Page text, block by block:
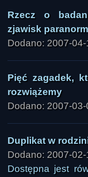
Rzecz o
zjawisk
Dodano: 2007-
Pięć zagadek,
rozwiążemy
Dodano: 2007-
Duplikat w
Dodano: 2007-
Dostępna jest